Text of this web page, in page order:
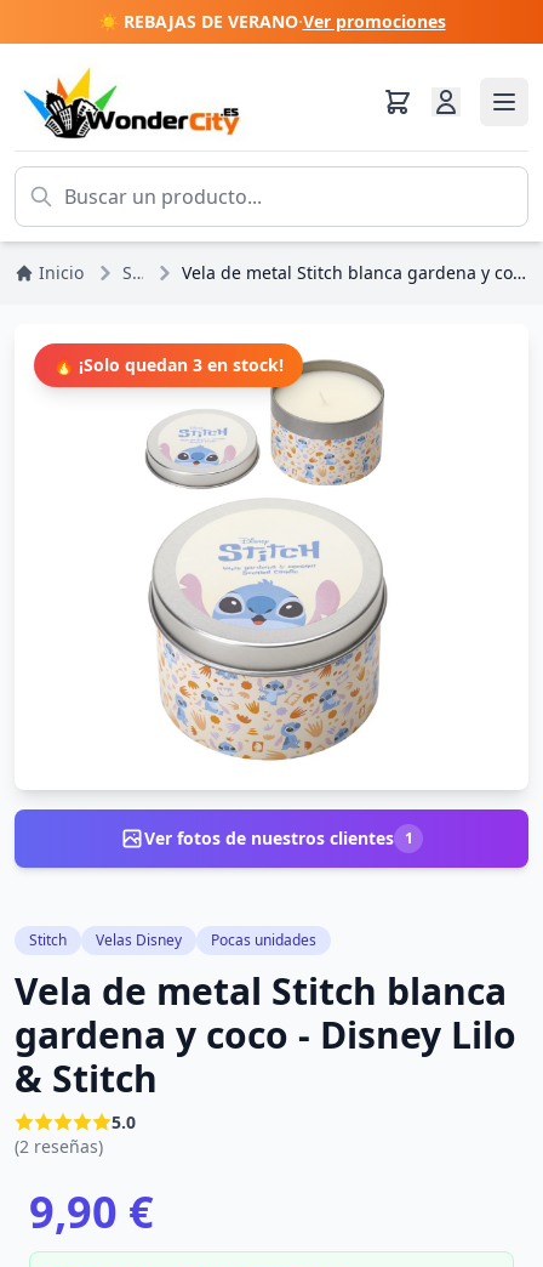
☀️ REBAJAS DE VERANO·Ver promociones
Inicio Stitch Vela de metal Stitch blanca gardena y coco - Disney Lilo & Stitch
🔥 ¡Solo quedan 3 en stock!
Ver fotos de nuestros clientes 1
Stitch Velas Disney Pocas unidades
Vela de metal Stitch blanca
gardena y coco - Disney Lilo
& Stitch
5.0
(2 reseñas)
9,90 €